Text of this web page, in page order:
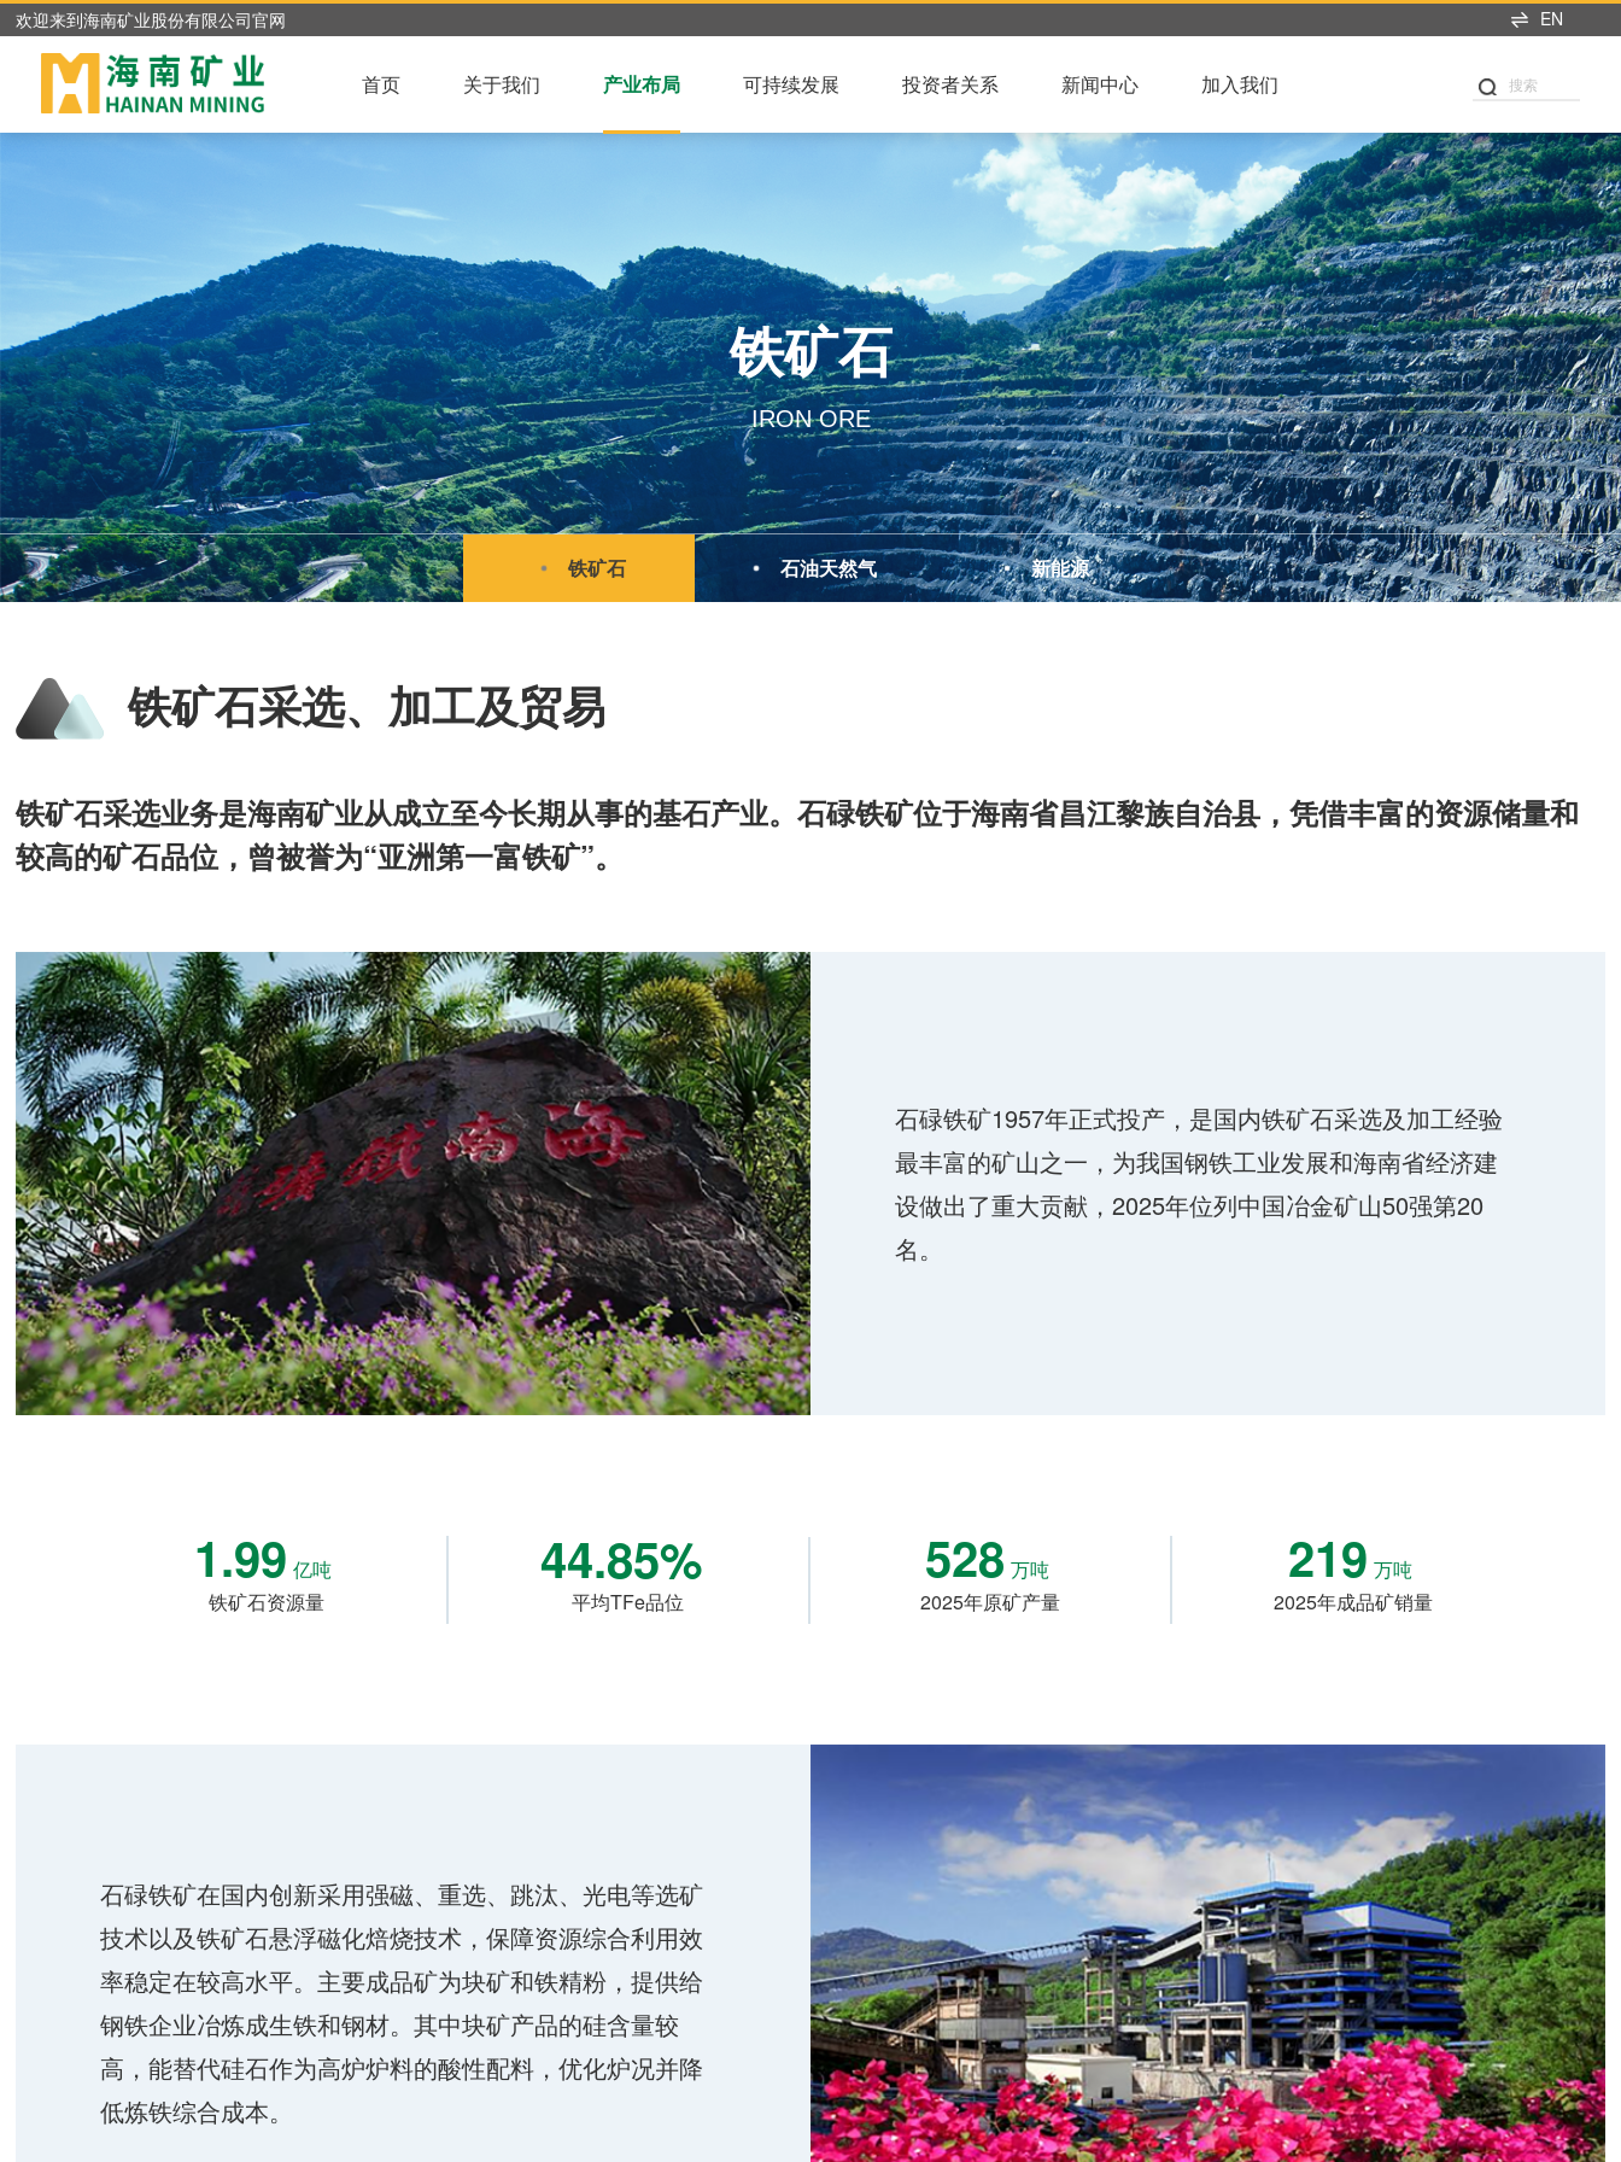
欢迎来到海南矿业股份有限公司官网 EN
首页 关于我们 产业布局 可持续发展 投资者关系 新闻中心 加入我们 搜索
铁矿石
IRON ORE
铁矿石 石油天然气 新能源
铁矿石采选、加工及贸易
铁矿石采选业务是海南矿业从成立至今长期从事的基石产业。石碌铁矿位于海南省昌江黎族自治县，凭借丰富的资源储量和
较高的矿石品位，曾被誉为“亚洲第一富铁矿”。
石碌铁矿1957年正式投产，是国内铁矿石采选及加工经验
最丰富的矿山之一，为我国钢铁工业发展和海南省经济建
设做出了重大贡献，2025年位列中国冶金矿山50强第20
名。
1.99 亿吨
铁矿石资源量
44.85%
平均TFe品位
528 万吨
2025年原矿产量
219 万吨
2025年成品矿销量
石碌铁矿在国内创新采用强磁、重选、跳汰、光电等选矿
技术以及铁矿石悬浮磁化焙烧技术，保障资源综合利用效
率稳定在较高水平。主要成品矿为块矿和铁精粉，提供给
钢铁企业冶炼成生铁和钢材。其中块矿产品的硅含量较
高，能替代硅石作为高炉炉料的酸性配料，优化炉况并降
低炼铁综合成本。